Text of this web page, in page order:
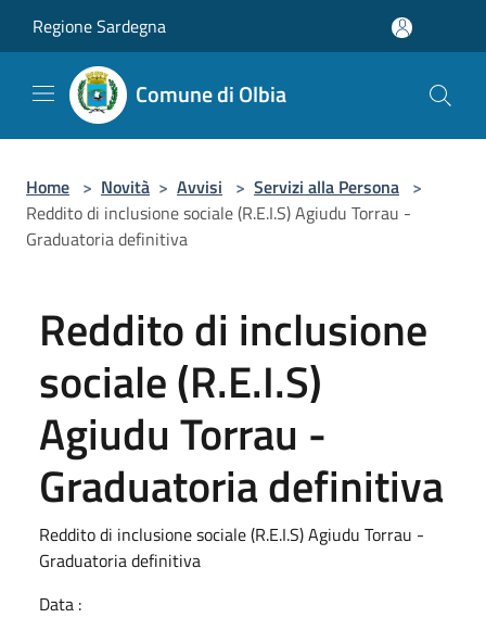
Regione Sardegna
Comune di Olbia
Home > Novità > Avvisi > Servizi alla Persona >
Reddito di inclusione sociale (R.E.I.S) Agiudu Torrau -
Graduatoria definitiva
Reddito di inclusione
sociale (R.E.I.S)
Agiudu Torrau -
Graduatoria definitiva
Reddito di inclusione sociale (R.E.I.S) Agiudu Torrau -
Graduatoria definitiva
Data :